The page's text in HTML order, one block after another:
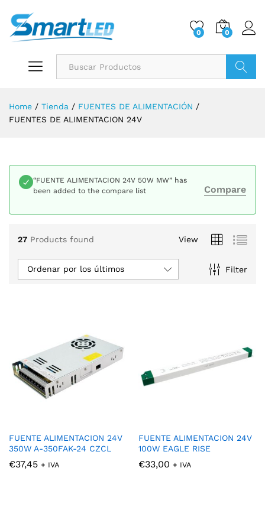
0 0
Home / Tienda / FUENTES DE ALIMENTACIÓN /
FUENTES DE ALIMENTACION 24V
Compare
“FUENTE ALIMENTACION 24V 50W MW” has
been added to the compare list
27 Products found View
Filter
Ordenar por los últimos
FUENTE ALIMENTACION 24V
350W A-350FAK-24 CZCL
€37,45 + IVA
FUENTE ALIMENTACION 24V
100W EAGLE RISE
€33,00 + IVA